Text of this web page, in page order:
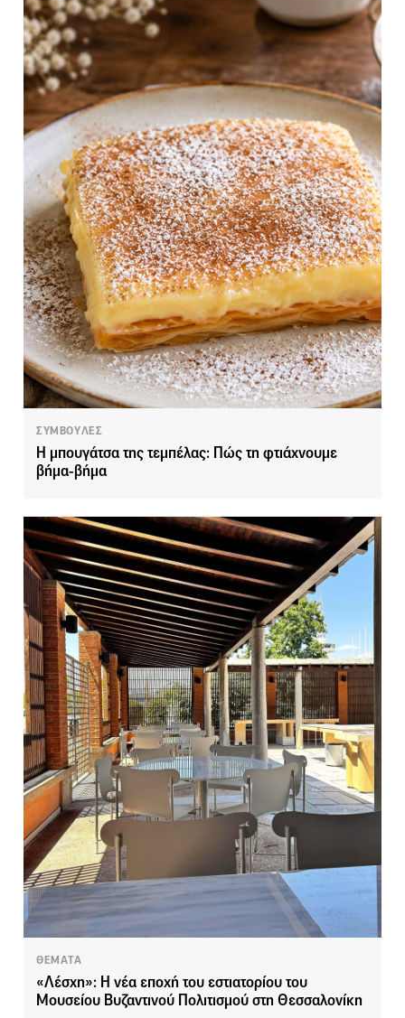
ΣΥΜΒΟΥΛΕΣ
Η μπουγάτσα της τεμπέλας: Πώς τη φτιάχνουμε
βήμα-βήμα
ΘΕΜΑΤΑ
«Λέσχη»: Η νέα εποχή του εστιατορίου του
Μουσείου Βυζαντινού Πολιτισμού στη Θεσσαλονίκη